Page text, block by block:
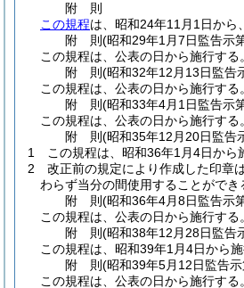
附 則
この規程は、昭和24年11月1日から
附 則(昭和29年1月7日監告示
この規程は、公表の日から施行する。
附 則(昭和32年12月13日監告
この規程は、公表の日から施行する。
附 則(昭和33年4月1日監告示
この規程は、公表の日から施行する。
附 則(昭和35年12月20日監告
1
この規程は、昭和36年1月4日から
2
改正前の規定により作成した印章
わらず当分の間使用することができ
附 則(昭和36年4月8日監告示
この規程は、公表の日から施行する。
附 則(昭和38年12月28日監告
この規程は、昭和39年1月4日から施
附 則(昭和39年5月12日監告
この規程は、公表の日から施行する。